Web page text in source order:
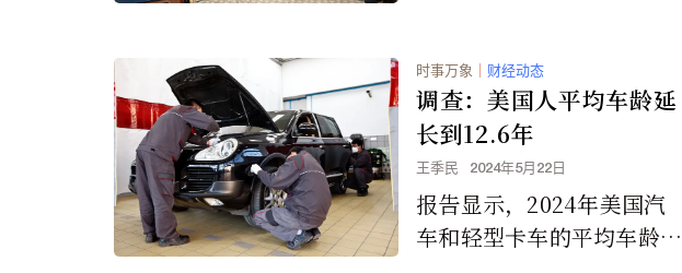
时事万象 ｜ 财经动态
调查：美国人平均车龄延
长到12.6年
王季民 2024年5月22日
报告显示，2024年美国汽
车和轻型卡车的平均车龄升